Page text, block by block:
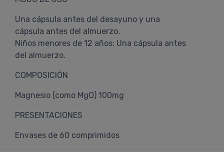
Una cápsula antes del desayuno y una
cápsula antes del almuerzo.
Niños menores de 12 años: Una cápsula antes
del almuerzo.
COMPOSICIÓN
Magnesio (como MgO) 100mg
PRESENTACIONES
Envases de 60 comprimidos